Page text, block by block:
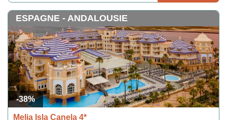
-38%
ESPAGNE - ANDALOUSIE
Melia Isla Canela 4*